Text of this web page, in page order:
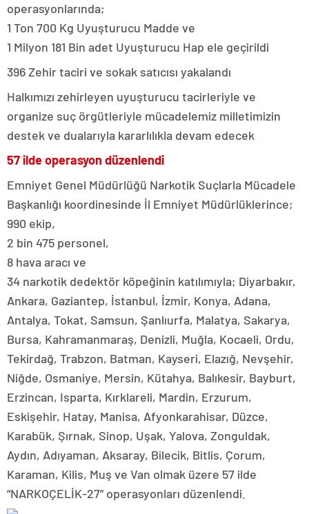
operasyonlarında;
1 Ton 700 Kg Uyuşturucu Madde ve
1 Milyon 181 Bin adet Uyuşturucu Hap ele geçirildi
396 Zehir taciri ve sokak satıcısı yakalandı
Halkımızı zehirleyen uyuşturucu tacirleriyle ve
organize suç örgütleriyle mücadelemiz milletimizin
destek ve dualarıyla kararlılıkla devam edecek
57 ilde operasyon düzenlendi
Emniyet Genel Müdürlüğü Narkotik Suçlarla Mücadele
Başkanlığı koordinesinde İl Emniyet Müdürlüklerince;
990 ekip,
2 bin 475 personel,
8 hava aracı ve
34 narkotik dedektör köpeğinin katılımıyla; Diyarbakır,
Ankara, Gaziantep, İstanbul, İzmir, Konya, Adana,
Antalya, Tokat, Samsun, Şanlıurfa, Malatya, Sakarya,
Bursa, Kahramanmaraş, Denizli, Muğla, Kocaeli, Ordu,
Tekirdağ, Trabzon, Batman, Kayseri, Elazığ, Nevşehir,
Niğde, Osmaniye, Mersin, Kütahya, Balıkesir, Bayburt,
Erzincan, Isparta, Kırklareli, Mardin, Erzurum,
Eskişehir, Hatay, Manisa, Afyonkarahisar, Düzce,
Karabük, Şırnak, Sinop, Uşak, Yalova, Zonguldak,
Aydın, Adıyaman, Aksaray, Bilecik, Bitlis, Çorum,
Karaman, Kilis, Muş ve Van olmak üzere 57 ilde
“NARKOÇELİK-27” operasyonları düzenlendi.